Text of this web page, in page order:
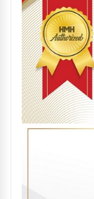
Tiêu chuẩn
Đánh giá